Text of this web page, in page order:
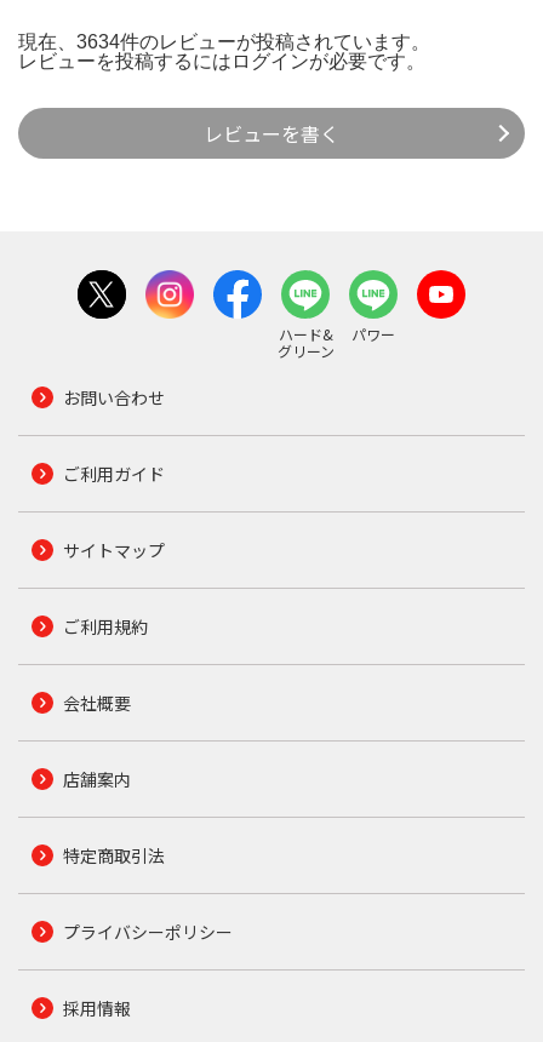
現在、3634件のレビューが投稿されています。
レビューを投稿するには ログインが必要です。
レビューを書く
ハード&
グリーン
パワー
お問い合わせ
ご利用ガイド
サイトマップ
ご利用規約
会社概要
店舗案内
特定商取引法
プライバシーポリシー
採用情報